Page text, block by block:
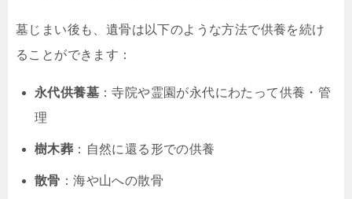
墓じまい後も、遺骨は以下のような方法で供養を続け
ることができます：
永代供養墓 ：寺院や霊園が永代にわたって供養・管
理
樹木葬 ：自然に還る形での供養
散骨 ：海や山への散骨